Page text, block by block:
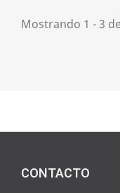
Mostrando 1 - 3
CONTACTO